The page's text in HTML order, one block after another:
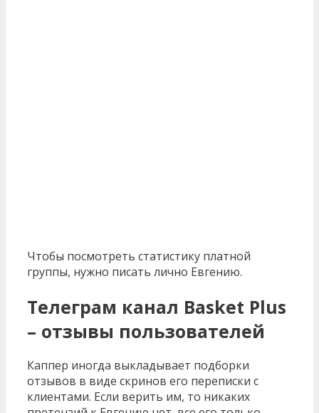
Чтобы посмотреть статистику платной
группы, нужно писать лично Евгению.
Телеграм канал Basket Plus
– отзывы пользователей
Каппер иногда выкладывает подборки
отзывов в виде скринов его переписки с
клиентами. Если верить им, то никаких